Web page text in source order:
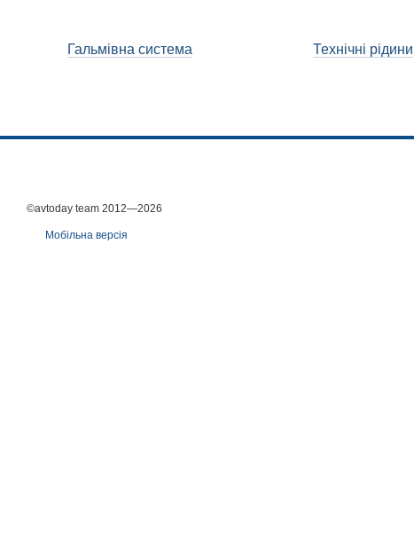
Гальмівна система Технічні рідини
©avtoday team 2012—2026
Мобільна версія